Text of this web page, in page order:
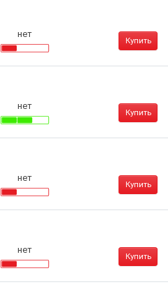
нет
Купить
нет
Купить
нет
Купить
нет
Купить